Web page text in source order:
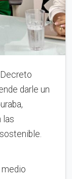
darle un
las